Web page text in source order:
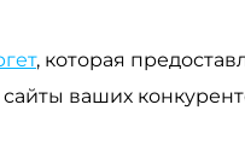
, которая
ваших